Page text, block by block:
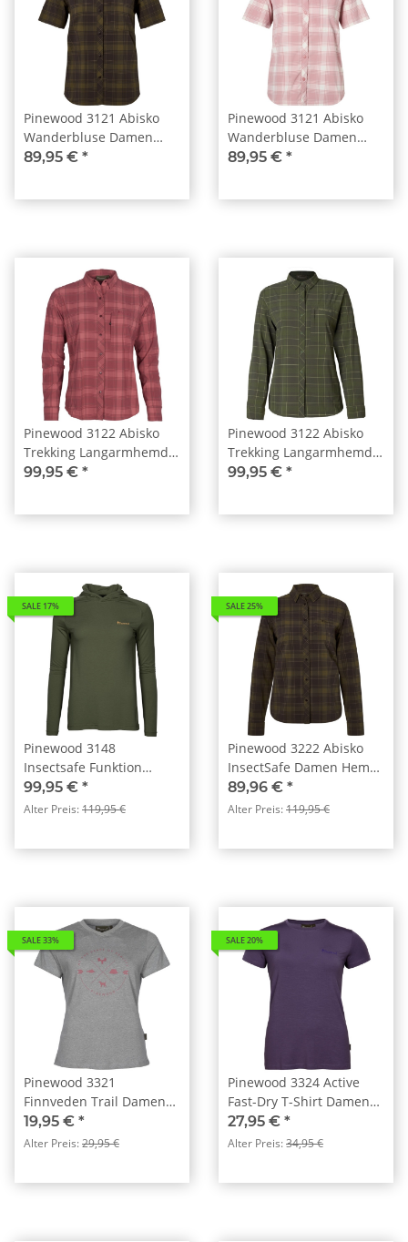
Pinewood 3121 Abisko
Wanderbluse Damen
Kurzarm
89,95 € *
Pinewood 3121 Abisko
Wanderbluse Damen
Kurzarm L.Pink/White
89,95 € *
Pinewood 3122 Abisko
Trekking Langarmhemd
Damen Lantana Pink
99,95 € *
Pinewood 3122 Abisko
Trekking Langarmhemd
Damen Mossgreen (135)
99,95 € *
SALE 17%
Pinewood 3148
Insectsafe Funktion
Hoodie Damen moosgrün
(135)
99,95 € *
Alter Preis:119,95 €
SALE 25%
Pinewood 3222 Abisko
InsectSafe Damen Hemd
D.Olive/D.Sandstone
(778)
89,96 € *
Alter Preis:119,95 €
SALE 33%
Pinewood 3321
Finnveden Trail Damen
T-Shirt L.Grey Melange
(454)
19,95 € *
Alter Preis:29,95 €
SALE 20%
Pinewood 3324 Active
Fast-Dry T-Shirt Damen
Lilac (822)
27,95 € *
Alter Preis:34,95 €